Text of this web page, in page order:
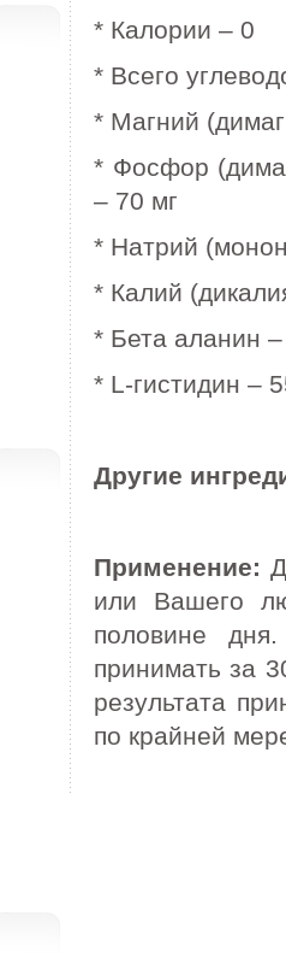
* Калории – 0
* Всего
* Магний
* Фосфор
– 70 мг
* Натрий
* Калий
* Бета аланин –
* L-гистидин –
Другие
Применение:
или Вашего
половине
принимать за
результата
по крайней